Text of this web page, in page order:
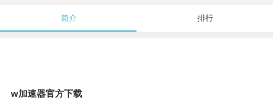
简介 排行
w加速器官方下载